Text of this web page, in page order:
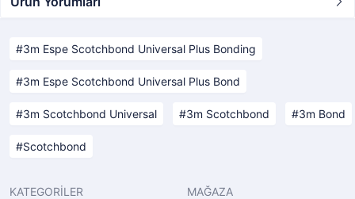
3m Espe Scotchbond Universal Plus Bonding
3m Espe Scotchbond Universal Plus Bond
3m Scotchbond Universal 3m Scotchbond 3m Bond
Scotchbond
KATEGORİLER
MAĞAZA